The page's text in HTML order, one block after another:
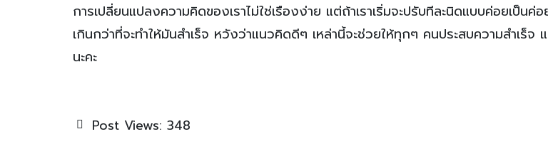
การเปลี่ยนแปลงความคิดของเราไม่ใช่เรืองง่าย แต่ถ้าเราเริ่มจะปรับทีละนิดแบบค่อยเป็นค่
เกินกว่าที่จะทำให้มันสำเร็จ หวังว่าแนวคิดดีๆ เหล่านี้จะช่วยให้ทุกๆ คนประสบความสำเร็จ
นะคะ
Post Views: 348